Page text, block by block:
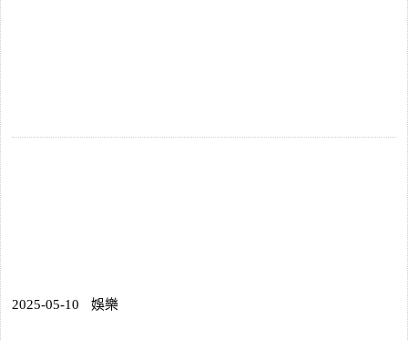
2025-05-10 娛樂